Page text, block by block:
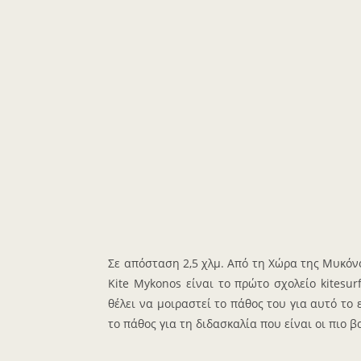
Σε απόσταση 2,5 χλμ. Από τη Χώρα της
Kite Mykonos είναι το πρώτο σχολείο
θέλει να μοιραστεί το πάθος του για αυτό
το πάθος για τη διδασκαλία που είναι οι